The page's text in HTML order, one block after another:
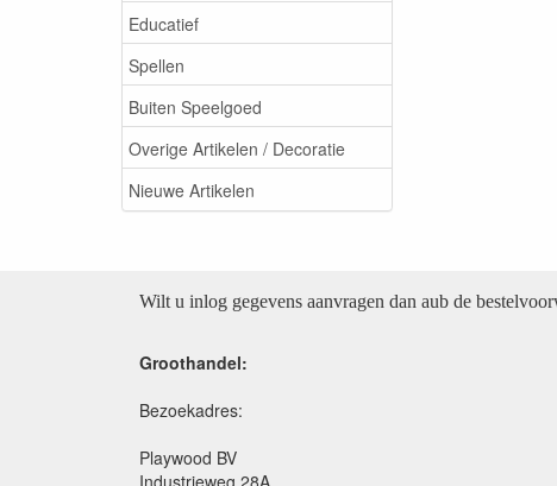
Educatief
Spellen
Buiten Speelgoed
Overige Artikelen / Decoratie
Nieuwe Artikelen
Wilt u inlog gegevens aanvragen dan aub de
Groothandel:
Bezoekadres:
Playwood BV
Industrieweg 28A